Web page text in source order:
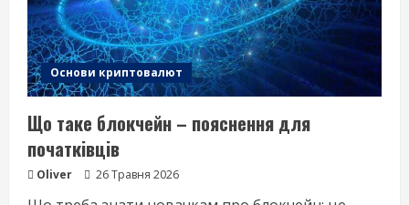
Основи криптовалют
Що таке блокчейн – пояснення для
початківців
Oliver 26 Травня 2026